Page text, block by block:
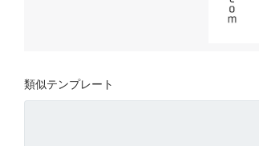
類似テンプレート